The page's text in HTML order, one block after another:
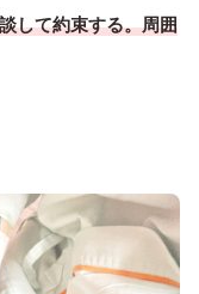
して約束する。周囲